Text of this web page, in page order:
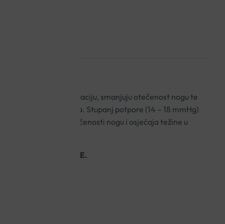
poboljšavaju cirkulaciju, smanjuju otečenost nogu te
operativnih zahvata. Stupanj potpore (14 – 18 mmHg)
ublažavaju otečenosti nogu i osjećaja težine u
DJELOVANJE.